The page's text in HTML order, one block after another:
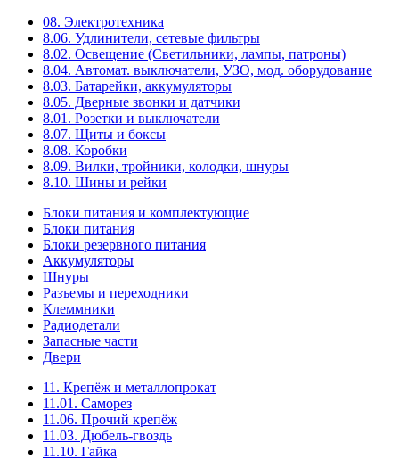
08. Электротехника
8.06. Удлинители, сетевые фильтры
8.02. Освещение (Светильники, лампы, патроны)
8.04. Автомат. выключатели, УЗО, мод. оборудование
8.03. Батарейки, аккумуляторы
8.05. Дверные звонки и датчики
8.01. Розетки и выключатели
8.07. Щиты и боксы
8.08. Коробки
8.09. Вилки, тройники, колодки, шнуры
8.10. Шины и рейки
Блоки питания и комплектующие
Блоки питания
Блоки резервного питания
Аккумуляторы
Шнуры
Разъемы и переходники
Клеммники
Радиодетали
Запасные части
Двери
11. Крепёж и металлопрокат
11.01. Саморез
11.06. Прочий крепёж
11.03. Дюбель-гвоздь
11.10. Гайка